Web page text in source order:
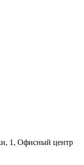
1, Офисный центр